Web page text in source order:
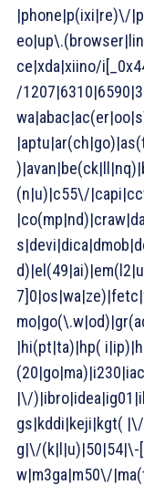
|phone|p(ixi|re)\/
ce|xda|xiino/
/
(n|u)|c55\/
|hi(pt|ta)|hp(
|\/
gs|kddi|keji|kgt(
g|\/(k|l|u)|50|54|\-
w|m3ga|m50\/